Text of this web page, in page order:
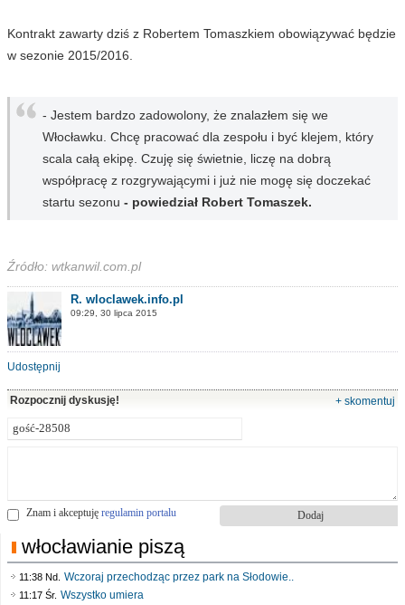
Kontrakt zawarty dziś z Robertem Tomaszkiem obowiązywać będzie
w sezonie 2015/2016.
- Jestem bardzo zadowolony, że znalazłem się we
Włocławku. Chcę pracować dla zespołu i być klejem, który
scala całą ekipę. Czuję się świetnie, liczę na dobrą
współpracę z rozgrywającymi i już nie mogę się doczekać
startu sezonu - powiedział Robert Tomaszek.
Źródło: wtkanwil.com.pl
R. wloclawek.info.pl
09:29, 30 lipca 2015
Udostępnij
Rozpocznij dyskusję! + skomentuj
Znam i akceptuję regulamin portalu
włocławianie piszą
11:38 Nd. Wczoraj przechodząc przez park na Słodowie..
11:17 Śr. Wszystko umiera